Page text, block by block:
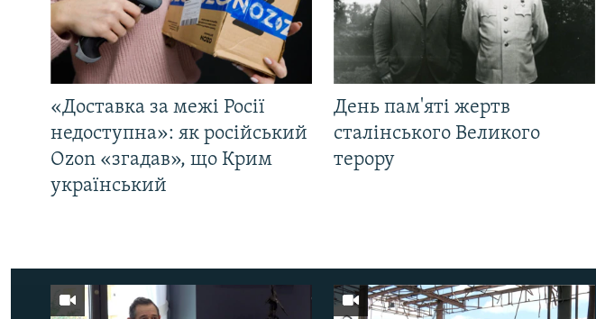
«Доставка за межі Росії
недоступна»: як російський
Ozon «згадав», що Крим
український
День пам'яті жертв
сталінського Великого
терору